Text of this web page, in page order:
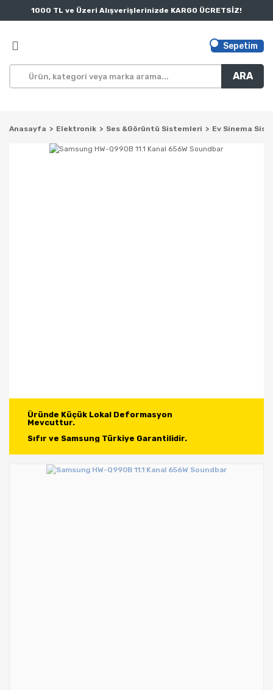
1000 TL ve Üzeri Alışverişlerinizde KARGO ÜCRETSİZ!
ARA
Sepetim
Anasayfa Elektronik Ses &Görüntü Sistemleri Ev Sinema
Üründe Küçük Lokal Deformasyon
Mevcuttur.
Sıfır ve Samsung Türkiye Garantilidir.